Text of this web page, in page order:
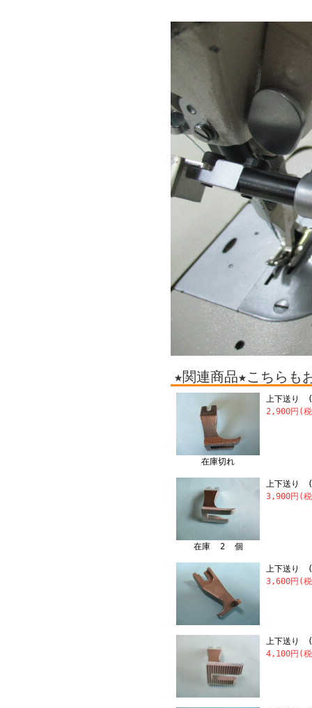
★関連商品★こちら
在庫切れ
上下送り
2,900円(
在庫 2 個
上下送り
3,900円(
上下送り
3,600円(
上下送り
4,100円(